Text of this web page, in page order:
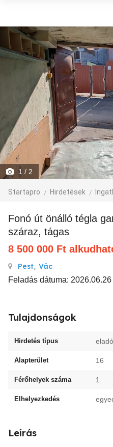
1 / 2
Startapro Hirdetések
Fonó út önálló tégla garázs eladó 16 nm
száraz, tágas
8 500 000 Ft
Pest, Vác
Feladás dátuma: 2026.06.26
Tulajdonságok
Hirdetés típus eladó
Alapterület 16
Férőhelyek száma 1
Elhelyezkedés
Leírás